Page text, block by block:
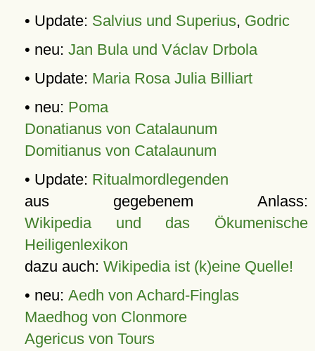
• Update: Salvius und Superius, Godric
• neu: Jan Bula und Václav Drbola
• Update: Maria Rosa Julia Billiart
• neu: Poma
Donatianus von Catalaunum
Domitianus von Catalaunum
• Update: Ritualmordlegenden
aus gegebenem Anlass:
Wikipedia und das Ökumenische
Heiligenlexikon
dazu auch: Wikipedia ist (k)eine Quelle!
• neu: Aedh von Achard-Finglas
Maedhog von Clonmore
Agericus von Tours